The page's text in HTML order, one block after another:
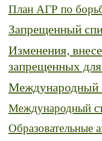
План АГР по
Запрещенный
Изменения,
запрещенных для
Международный
Международный
Образовательные